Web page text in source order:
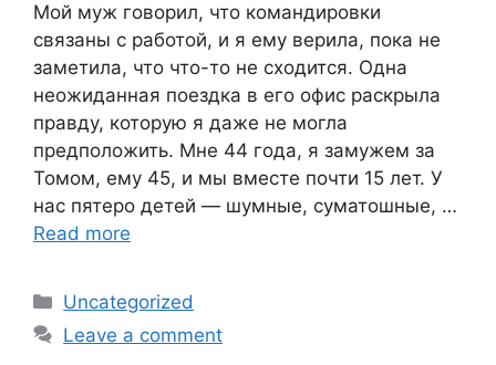
Мой муж говорил, что командировки
связаны с работой, и я ему верила, пока не
заметила, что что-то не сходится. Одна
неожиданная поездка в его офис раскрыла
правду, которую я даже не могла
предположить. Мне 44 года, я замужем за
Томом, ему 45, и мы вместе почти 15 лет. У
нас пятеро детей — шумные, суматошные, …
Read more
Categories
Uncategorized
Leave a comment